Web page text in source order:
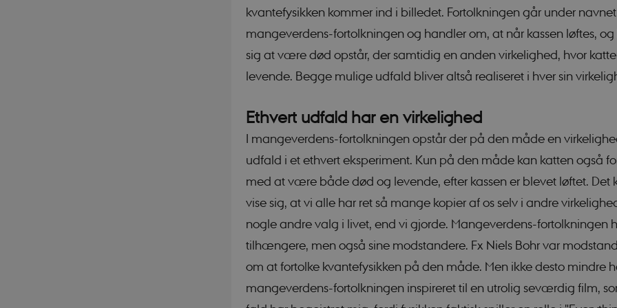
kvantefysikken kommer ind i billedet. Fortolkningen går under navnet
mangeverdens-fortolkningen og handler om, at når kassen løftes, og
sig at være død opstår, der samtidig en anden virkelighed, hvor
levende. Begge mulige udfald bliver altså realiseret i hver sin
Ethvert udfald har en virkelighed
I mangeverdens-fortolkningen opstår der på den måde en
udfald i et ethvert eksperiment. Kun på den måde kan katten også
med at være både død og levende, efter kassen er blevet løftet. Det
vise sig, at vi alle har ret så mange kopier af os selv i andre
nogle andre valg i livet, end vi gjorde. Mangeverdens-fortolkningen
tilhængere, men også sine modstandere. Fx Niels Bohr var
om at fortolke kvantefysikken på den måde. Men ikke desto mindre
mangeverdens-fortolkningen inspireret til en utrolig seværdig film,
Nødvendige cookies hjælper med at gøre hjemmesiden brugbar ved at aktivere nogle grundlæggende
mm. Hjemmesiden kan ikke fungerer uden disse cookies.
Navn
Udbyder / Domæne Udløb
Beskrivelse
CookieScriptConsent
CookieScript
sciencemuseerne.dk
1 år
Denne cookie
præferencer om
sciencemuseerne.app.geckobooking.dk
baseret på PHP-
generel
opretholde
brugersessioner.
tilfældigt
det bruges kan
opretholde en
PHPSESSID
app.geckobooking.dk
Cookie genereret
baseret på PHP-
generel
opretholde
brugersessioner.
tilfældigt
det bruges kan